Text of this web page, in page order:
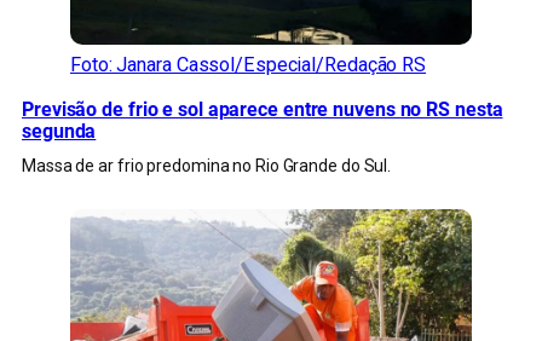
Foto: Janara Cassol/Especial/Redação RS
Previsão de frio e sol aparece entre nuvens no RS nesta
segunda
Massa de ar frio predomina no Rio Grande do Sul.